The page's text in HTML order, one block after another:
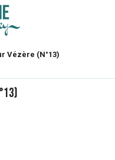
Vézère (N°13)